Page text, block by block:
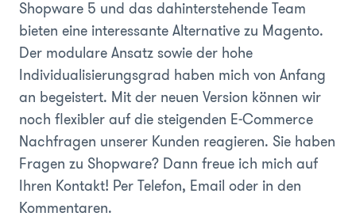
Shopware 5 und das dahinterstehende Team
bieten eine interessante Alternative zu Magento.
Der modulare Ansatz sowie der hohe
Individualisierungsgrad haben mich von Anfang
an begeistert. Mit der neuen Version können wir
noch flexibler auf die steigenden E-Commerce
Nachfragen unserer Kunden reagieren. Sie haben
Fragen zu Shopware? Dann freue ich mich auf
Ihren Kontakt! Per Telefon, Email oder in den
Kommentaren.